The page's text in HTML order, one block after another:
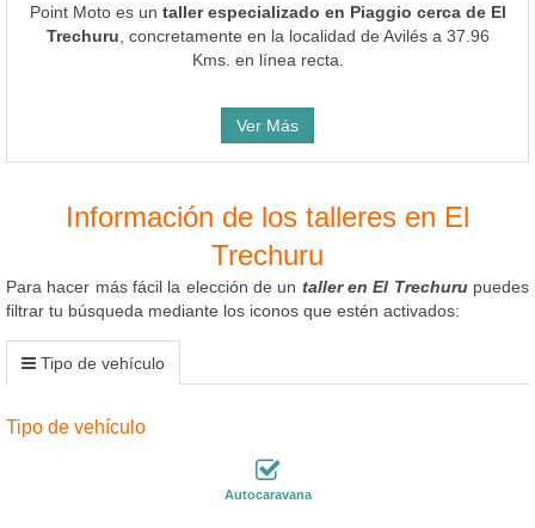
Point Moto es un taller especializado en Piaggio cerca de El
Trechuru , concretamente en la localidad de Avilés a 37.96
Kms. en línea recta.
Ver Más
Información de los talleres en El
Trechuru
Para hacer más fácil la elección de un taller en El Trechurupuedes
filtrar tu búsqueda mediante los iconos que estén activados:
Tipo de vehículo
Tipo de vehículo
Autocaravana